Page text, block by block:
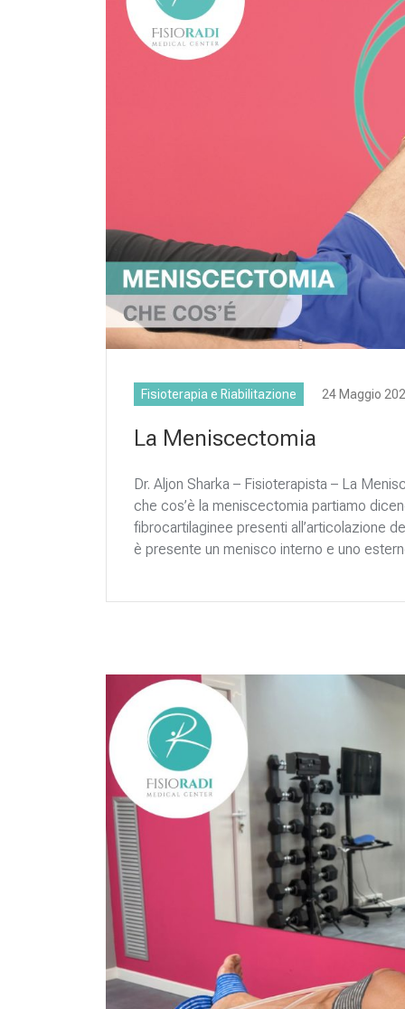
Fisioterapia e Riabilitazione 24 Maggio
La Meniscectomia
Dr. Aljon Sharka – Fisioterapista – La
che cos’è la meniscectomia partiamo
fibrocartilaginee presenti all’articolazione
è presente un menisco interno e uno